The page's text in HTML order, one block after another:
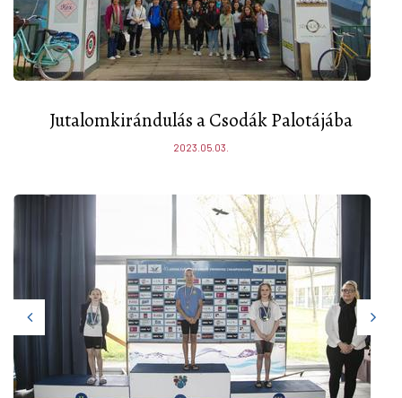
Jutalomkirándulás a Csodák Palotájába
2023.05.03.